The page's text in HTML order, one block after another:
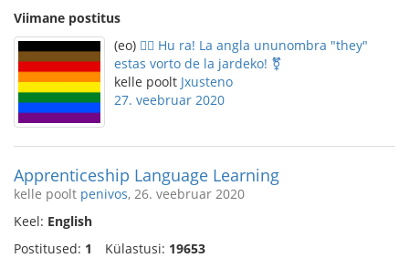
Viimane postitus
(eo) 🏳️‍🌈 Hu ra! La angla ununombra "they"
estas vorto de la jardeko! ⚧️
kelle poolt Jxusteno
27. veebruar 2020
Apprenticeship Language Learning
kelle poolt penivos, 26. veebruar 2020
Keel: English
Postitused: 1 Külastusi: 19653